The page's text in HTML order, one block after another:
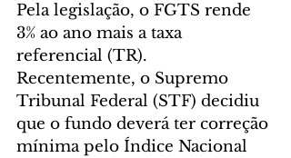
Pela legislação, o FGTS rende
3% ao ano mais a taxa
referencial (TR).
Recentemente, o Supremo
Tribunal Federal (STF) decidiu
que o fundo deverá ter correção
mínima pelo Índice Nacional